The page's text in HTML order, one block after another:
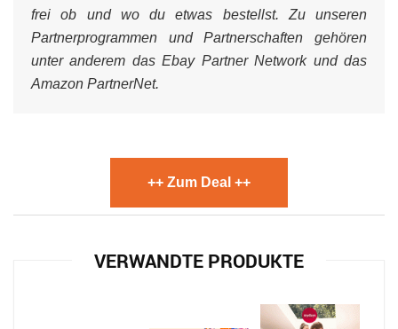
frei ob und wo du etwas bestellst. Zu unseren
Partnerprogrammen und Partnerschaften gehören
unter anderem das Ebay Partner Network und das
Amazon PartnerNet.
++ Zum Deal ++
VERWANDTE PRODUKTE